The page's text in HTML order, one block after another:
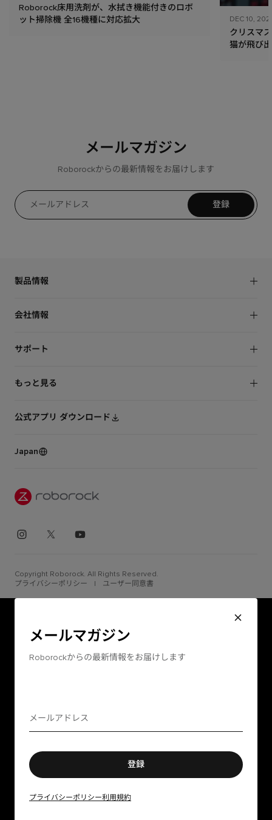
Roborock床用洗剤が、水拭き機能付きのロボ
ット掃除機 全16機種に対応拡大
DEC 10,
クリスマ
猫が飛び
メールマガジン
Roborockからの最新情報をお届けします
登録
プライバシーポリシー利用規約
メールマガジン
Roborockからの最新情報をお届けします
登録
製品情報
会社情報
サポート
ユーザー同意書
オンラインストア
もっと見る
公式アプリ ダウンロード
Japan
Copyright Roborock. All Rights Reserved.
プライバシーポリシー
| ユーザー同意書